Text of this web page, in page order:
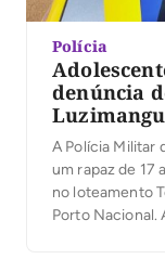
Polícia
denúncia
A Polícia Militar
um rapaz de 17
no loteamento
Porto Nacional.